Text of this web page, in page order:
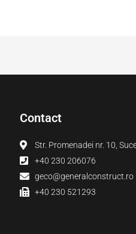
Contact
Str. Promenadei nr. 10,
+40 230 206076
geco@generalconstruct.ro
+40 230 521293